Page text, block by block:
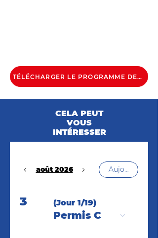
TÉLÉCHARGER LE PROGRAMME DE LA FORMATION
CELA PEUT
VOUS
INTÉRESSER
août 2026 Aujourd'hui
3 (Jour 1/19)
Permis C